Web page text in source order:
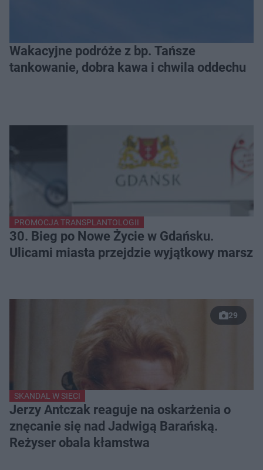
Wakacyjne podróże z bp. Tańsze
tankowanie, dobra kawa i chwila oddechu
PROMOCJA TRANSPLANTOLOGII
30. Bieg po Nowe Życie w Gdańsku.
Ulicami miasta przejdzie wyjątkowy marsz
29
SKANDAL W SIECI
Jerzy Antczak reaguje na oskarżenia o
znęcanie się nad Jadwigą Barańską.
Reżyser obala kłamstwa